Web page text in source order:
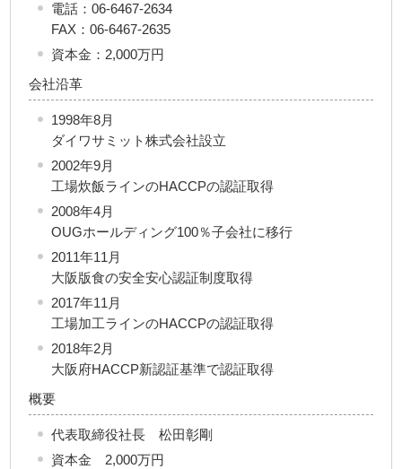
電話：06-6467-2634
FAX：06-6467-2635
資本金：2,000万円
会社沿革
1998年8月
ダイワサミット株式会社設立
2002年9月
工場炊飯ラインのHACCPの認証取得
2008年4月
OUGホールディング100％子会社に移行
2011年11月
大阪版食の安全安心認証制度取得
2017年11月
工場加工ラインのHACCPの認証取得
2018年2月
大阪府HACCP新認証基準で認証取得
概要
代表取締役社長 松田彰剛
資本金 2,000万円